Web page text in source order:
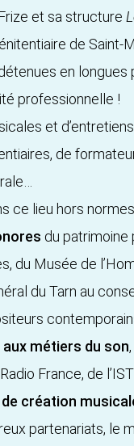
et sa structure
de Saint-
en longues
professionnelle !
et
de
ce lieu hors
du patrimoine
du Musée de
du Tarn au
métiers du son
France, de
création
partenariats, le